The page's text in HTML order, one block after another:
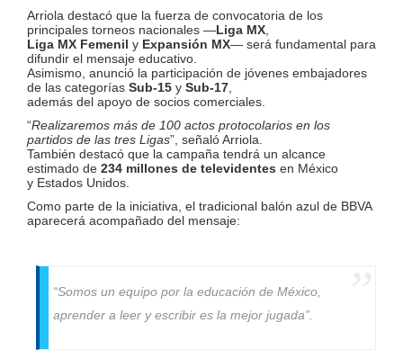
Arriola destacó que la fuerza de convocatoria de los
principales torneos nacionales —Liga MX
Liga MX Femenil y Expansión MX— será fundamental para
difundir el mensaje educativo.
Asimismo, anunció la participación de jóvenes embajadores
de las categorías Sub-15 y Sub-17
además del apoyo de socios comerciales.
“Realizaremos más de 100 actos protocolarios en los
partidos de las tres Ligas”, señaló Arriola.
También destacó que la campaña tendrá un alcance
estimado de 234 millones de televidentes en México
y Estados Unidos.
Como parte de la iniciativa, el tradicional balón azul de BBVA
aparecerá acompañado del mensaje:
“Somos un equipo por la educación de México,
aprender a leer y escribir es la mejor jugada”.